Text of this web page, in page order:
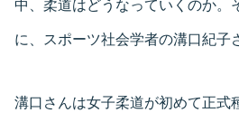
中、柔道はどうなっていくのか。
に、スポーツ社会学者の溝口紀子
溝口さんは女子柔道が初めて正式